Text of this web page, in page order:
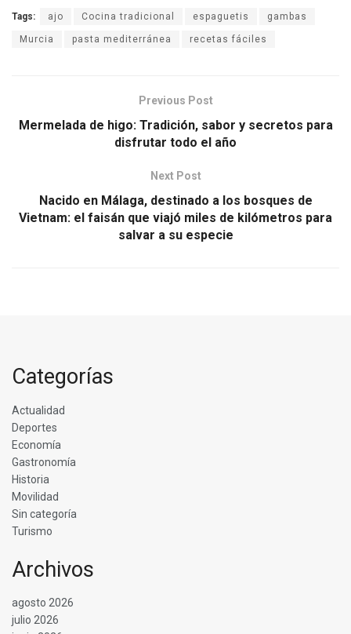
Tags: ajo Cocina tradicional espaguetis gambas
Murcia pasta mediterránea recetas fáciles
Previous Post
Mermelada de higo: Tradición, sabor y secretos para
disfrutar todo el año
Next Post
Nacido en Málaga, destinado a los bosques de
Vietnam: el faisán que viajó miles de kilómetros para
salvar a su especie
Categorías
Actualidad
Deportes
Economía
Gastronomía
Historia
Movilidad
Sin categoría
Turismo
Archivos
agosto 2026
julio 2026